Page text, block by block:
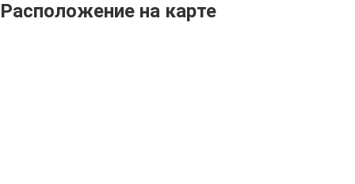
Расположение на карте